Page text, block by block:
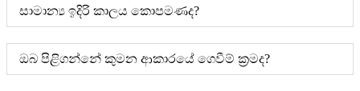
සාමාන්‍ය ඉදිරි කාලය කොපමණද?
ඔබ පිළිගන්නේ කුමන ආකාරයේ ගෙවීම් ක්‍රමද?